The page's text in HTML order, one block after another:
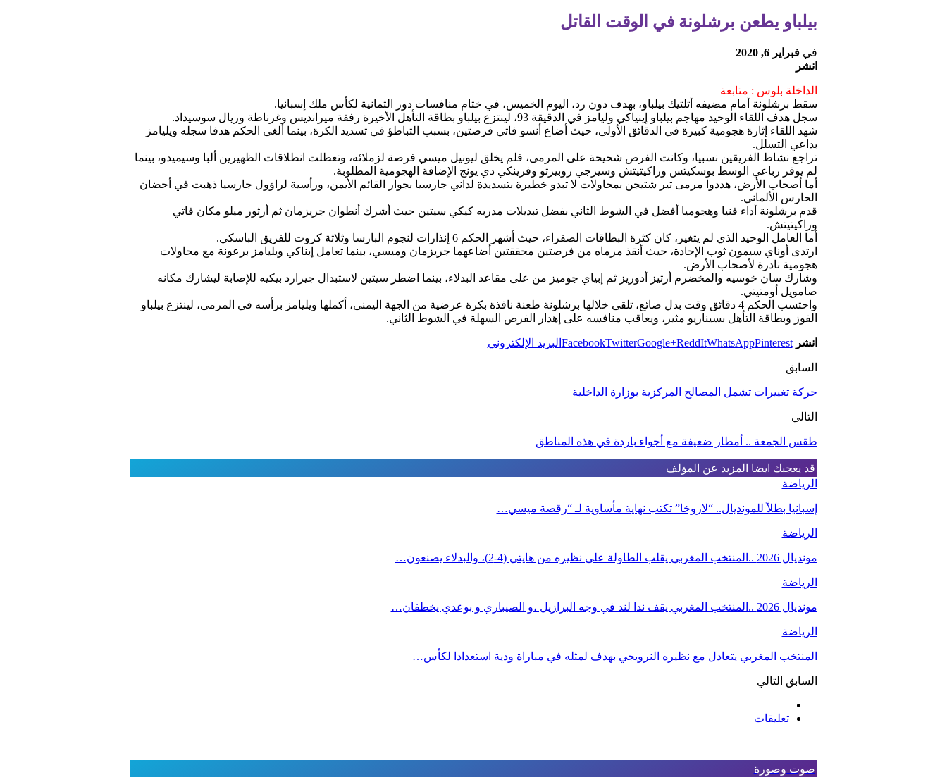
بيلباو يطعن برشلونة في الوقت القاتل
فيفبراير 6, 2020
انشر
الداخلة بلوس : متابعة
سقط برشلونة أمام مضيفه أتلتيك بيلباو، بهدف دون رد، اليوم الخميس، في ختام منافسات دور الثمانية لكأس ملك إسبانيا.
سجل هدف اللقاء الوحيد مهاجم بيلباو إينياكي وليامز في الدقيقة 93، لينتزع بيلباو بطاقة التأهل الأخيرة رفقة ميرانديس وغرناطة وريال سوسيداد.
شهد اللقاء إثارة هجومية كبيرة في الدقائق الأولى، حيث أضاع أنسو فاتي فرصتين، بسبب التباطؤ في تسديد الكرة، بينما ألغى الحكم هدفا سجله ويليامز
بداعي التسلل.
تراجع نشاط الفريقين نسبيا، وكانت الفرص شحيحة على المرمى، فلم يخلق ليونيل ميسي فرصة لزملائه، وتعطلت انطلاقات الظهيرين ألبا وسيميدو، بينما
لم يوفر رباعي الوسط بوسكيتس وراكيتيتش وسيرجي روبيرتو وفرينكي دي يونج الإضافة الهجومية المطلوبة.
أما أصحاب الأرض، هددوا مرمى تير شتيجن بمحاولات لا تبدو خطيرة بتسديدة لداني جارسيا بجوار القائم الأيمن، ورأسية لراؤول جارسيا ذهبت في أحضان
الحارس الألماني.
قدم برشلونة أداء فنيا وهجوميا أفضل في الشوط الثاني بفضل تبديلات مدربه كيكي سيتين حيث أشرك أنطوان جريزمان ثم أرثور ميلو مكان فاتي
وراكيتيتش.
أما العامل الوحيد الذي لم يتغير، كان كثرة البطاقات الصفراء، حيث أشهر الحكم 6 إنذارات لنجوم البارسا وثلاثة كروت للفريق الباسكي.
ارتدى أوناي سيمون ثوب الإجادة، حيث أنقذ مرماه من فرصتين محققتين أضاعهما جريزمان وميسي، بينما تعامل إيناكي ويليامز برعونة مع محاولات
هجومية نادرة لأصحاب الأرض.
وشارك سان خوسيه والمخضرم أرتيز أدوريز ثم إبياي جوميز من على مقاعد البدلاء، بينما اضطر سيتين لاستبدال جيرارد بيكيه للإصابة ليشارك مكانه
صامويل أومتيتي.
واحتسب الحكم 4 دقائق وقت بدل ضائع، تلقى خلالها برشلونة طعنة نافذة بكرة عرضية من الجهة اليمنى، أكملها ويليامز برأسه في المرمى، لينتزع بيلباو
الفوز وبطاقة التأهل بسيناريو مثير، ويعاقب منافسه على إهدار الفرص السهلة في الشوط الثاني.
انشر FacebookTwitterGoogle+ReddItWhatsAppPinterest البريد الإلكتروني
السابق
حركة تغييرات تشمل المصالح المركزية بوزارة الداخلية
التالي
طقس الجمعة .. أمطار ضعيفة مع أجواء باردة في هذه المناطق
قد يعجبك ايضا المزيد عن المؤلف
الرياضة
إسبانيا بطلاً للمونديال.. “لاروخا” تكتب نهاية مأساوية لـ “رقصة ميسي…
الرياضة
مونديال 2026 ..المنتخب المغربي يقلب الطاولة على نظيره من هايتي (4-2)، والبدلاء يصنعون…
الرياضة
مونديال 2026 ..المنتخب المغربي يقف ندا لند في وجه البرازيل ،و الصيباري و بوعدي يخطفان…
الرياضة
المنتخب المغربي يتعادل مع نظيره النرويجي بهدف لمثله في مباراة ودية استعدادا لكأس…
السابق التالي
تعليقات
صوت وصورة